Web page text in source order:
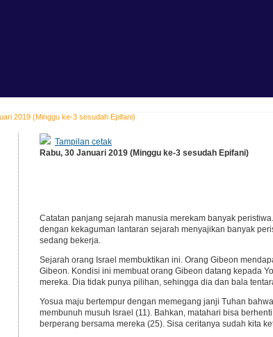
2019 (Minggu ke-3 sesudah Epifani)
Tampilan cetak
Rabu, 30 Januari 2019 (Minggu ke-3 sesudah Epifani)
Catatan panjang sejarah manusia merekam banyak
dengan kekaguman lantaran sejarah menyajikan banyak
sedang bekerja.
Sejarah orang Israel membuktikan ini. Orang Gibeon
Gibeon. Kondisi ini membuat orang Gibeon datang kepada
mereka. Dia tidak punya pilihan, sehingga dia dan bala
Yosua maju bertempur dengan memegang janji Tuhan
membunuh musuh Israel (11). Bahkan, matahari bisa
berperang bersama mereka (25). Sisa ceritanya sudah kita